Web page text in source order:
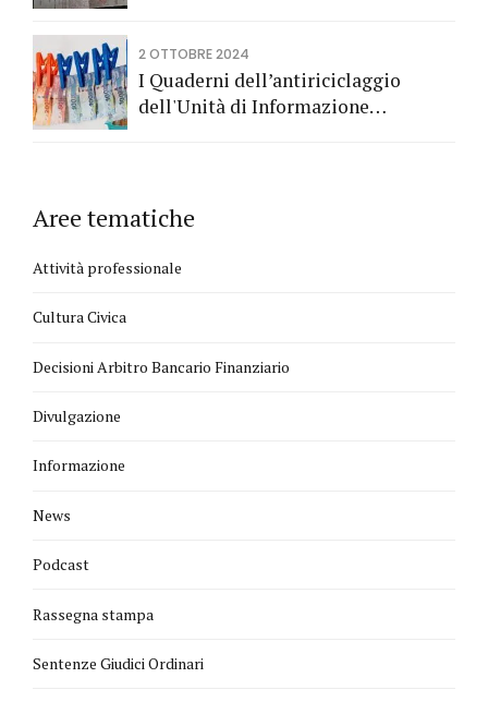
2 OTTOBRE 2024
I Quaderni dell’antiriciclaggio
dell'Unità di Informazione
Aree tematiche
Attività professionale
Cultura Civica
Decisioni Arbitro Bancario Finanziario
Divulgazione
Informazione
News
Podcast
Rassegna stampa
Sentenze Giudici Ordinari